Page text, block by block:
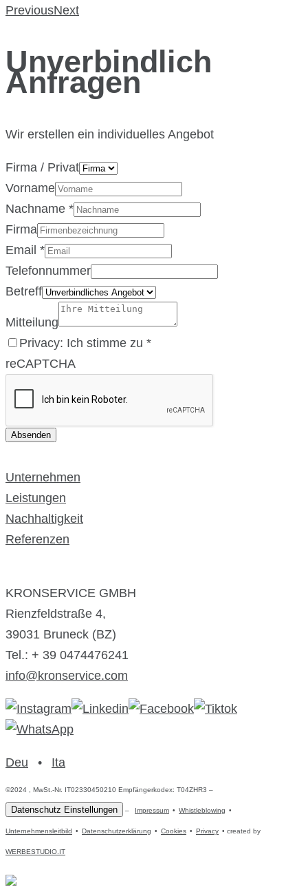
PreviousNext
Unverbindlich
Anfragen
Wir erstellen ein individuelles Angebot
Firma / Privat
Vorname
Nachname *
Firma
Email *
Telefonnummer
Betreff
Mitteilung
Privacy: Ich stimme zu *
reCAPTCHA
Absenden
Unternehmen
Leistungen
Nachhaltigkeit
Referenzen
KRONSERVICE GMBH
Rienzfeldstraße 4,
39031 Bruneck (BZ)
Tel.: + 39 0474476241
info@kronservice.com
Deu • Ita
©2024 , MwSt.-Nr. IT02330450210 Empfängerkodex: T04ZHR3 –
Datenschutz Einstellungen – Impressum • Whistleblowing •
Unternehmensleitbild • Datenschutzerklärung • Cookies • Privacy • created by
WERBESTUDIO.IT